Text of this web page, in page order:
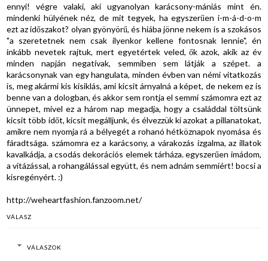
ennyi! végre valaki, aki ugyanolyan karácsony-mániás mint én.
mindenki hülyének néz, de mit tegyek, ha egyszerűen i-m-á-d-o-m
ezt az időszakot? olyan gyönyörű, és hiába jönne nekem is a szokásos
"a szeretetnek nem csak ilyenkor kellene fontosnak lennie", én
inkább nevetek rajtuk, mert egyetértek veled, ők azok, akik az év
minden napján negatívak, semmiben sem látják a szépet. a
karácsonynak van egy hangulata, minden évben van némi vitatkozás
is, meg akármi kis kisiklás, ami kicsit árnyalná a képet, de nekem ez is
benne van a dologban, és akkor sem rontja el semmi számomra ezt az
ünnepet, mivel ez a három nap megadja, hogy a családdal töltsünk
kicsit több időt, kicsit megálljunk, és élvezzük ki azokat a pillanatokat,
amikre nem nyomja rá a bélyegét a rohanó hétköznapok nyomása és
fáradtsága. számomra ez a karácsony, a várakozás izgalma, az illatok
kavalkádja, a csodás dekorációs elemek tárháza. egyszerűen imádom,
a vitázással, a rohangálással együtt, és nem adnám semmiért! bocsi a
kisregényért. :)
http://weheartfashion.fanzoom.net/
VÁLASZ
VÁLASZOK